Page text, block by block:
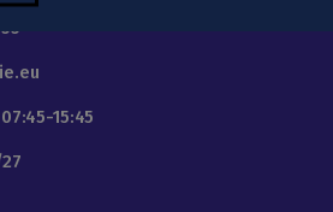
07:45-15:45